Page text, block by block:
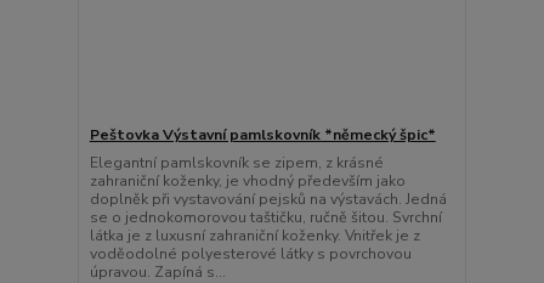
Peštovka Výstavní pamlskovník *německý špic*
Elegantní pamlskovník se zipem, z krásné
zahraniční koženky, je vhodný především jako
doplněk při vystavování pejsků na výstavách. Jedná
se o jednokomorovou taštičku, ručně šitou. Svrchní
látka je z luxusní zahraniční koženky. Vnitřek je z
voděodolné polyesterové látky s povrchovou
úpravou. Zapíná s...